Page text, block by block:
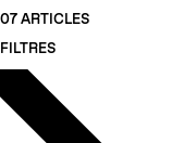
07 ARTICLES
FILTRES